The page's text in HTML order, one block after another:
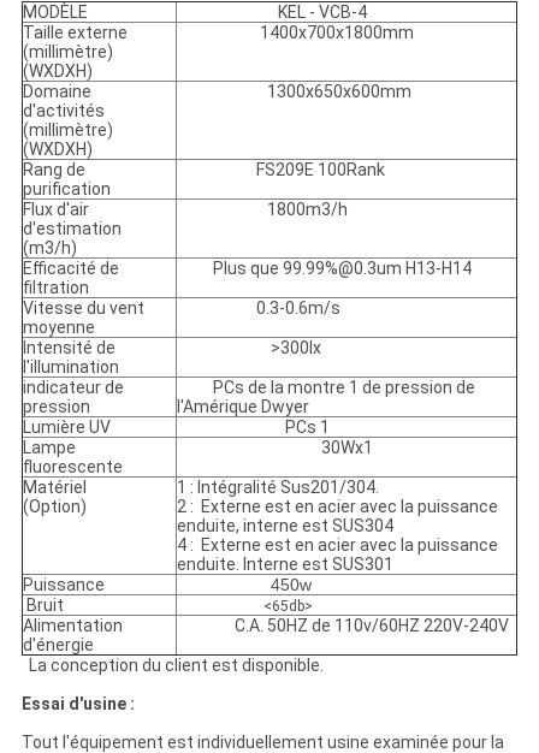
MODÈLE
KEL - VCB-4
Taille externe
(millimètre)
(WXDXH)
1400x700x1800mm
Domaine
d'activités
(millimètre)
(WXDXH)
1300x650x600mm
Rang de
purification
FS209E 100Rank
Flux d'air
d'estimation
(m3/h)
1800m3/h
Efficacité de
filtration
Plus que 99.99%@0.3um H13-H14
Vitesse du vent
moyenne
0.3-0.6m/s
Intensité de
l'illumination
>300lx
indicateur de
pression
PCs de la montre 1 de pression de
l'Amérique Dwyer
Lumière UV
PCs 1
Lampe
fluorescente
30Wx1
Matériel
(Option)
1 : Intégralité Sus201/304.
2 : Externe est en acier avec la puissance
enduite, interne est SUS304
4 : Externe est en acier avec la puissance
enduite. Interne est SUS301
Puissance
450w
Bruit
<65db>
Alimentation
d'énergie
C.A. 50HZ de 110v/60HZ 220V-240V
La conception du client est disponible.
Essai d'usine :
Tout l'équipement est individuellement usine examinée pour la